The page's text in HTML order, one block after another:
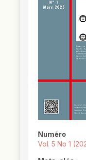
Numéro
Vol. 5 No 1